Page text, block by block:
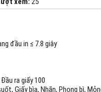
đầu in ≤ 7.8 giây
ra giấy 100
Giấy bìa, Nhãn, Phong bì,